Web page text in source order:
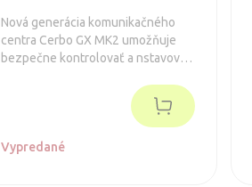
Nová generácia komunikačného
centra Cerbo GX MK2 umožňuje
bezpečne kontrolovať a nstavovať
maximalizuje jeho výkon.
Vypredané